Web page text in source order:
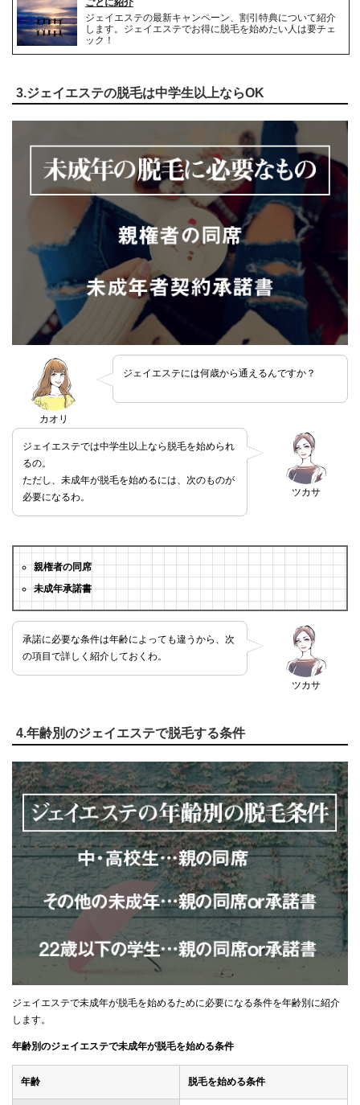
ごとに紹介
ジェイエステの最新キャンペーン、割引特典について紹介
します。ジェイエステでお得に脱毛を始めたい人は要チェ
ック！
3.ジェイエステの脱毛は中学生以上ならOK
カオリ
ジェイエステには何歳から通えるんですか？
ツカサ
ジェイエステでは中学生以上なら脱毛を始められ
るの。
ただし、未成年が脱毛を始めるには、次のものが
必要になるわ。
親権者の同席
未成年承諾書
ツカサ
承諾に必要な条件は年齢によっても違うから、次
の項目で詳しく紹介しておくわ。
4.年齢別のジェイエステで脱毛する条件
ジェイエステで未成年が脱毛を始めるために必要になる条件を年齢別に紹介
します。
年齢別のジェイエステで未成年が脱毛を始める条件
年齢 脱毛を始める条件